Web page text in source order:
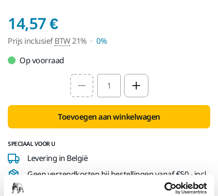
14,57 €Prijs inclusief BTW
Prijs inclusiefBTW21%
0%
Op voorraad
Select quantity value
Toevoegen aan winkelwagen
SPECIAAL VOOR U
Levering in België
Geen verzendkosten bij bestellingen vanaf €50,- incl.